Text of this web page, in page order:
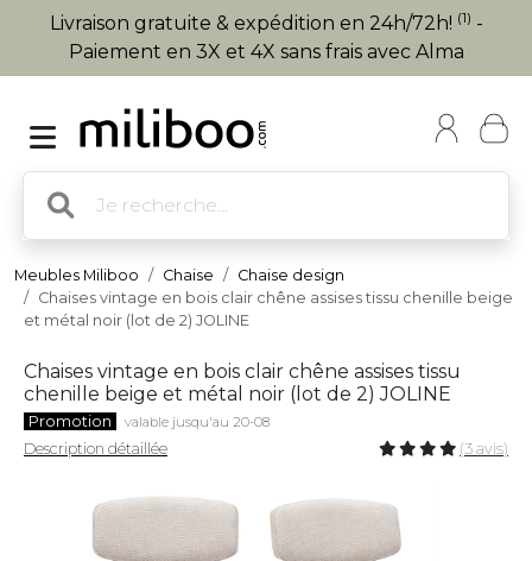
Livraison gratuite & expédition en 24h/72h! (1) -
Paiement en 3X et 4X sans frais avec Alma
Meubles Miliboo Chaise
Chaise design
Chaises vintage en bois clair chêne assises tissu chenille beige
et métal noir (lot de 2) JOLINE
Chaises vintage en bois clair chêne assises tissu
chenille beige et métal noir (lot de 2) JOLINE
Promotion valable jusqu'au 20-08
Description détaillée (3 avis)